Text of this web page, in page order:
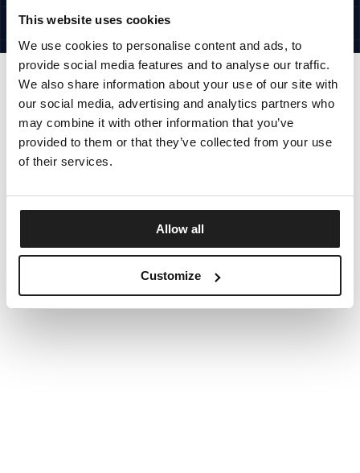
This website uses cookies
We use cookies to personalise content and ads, to
provide social media features and to analyse our traffic.
We also share information about your use of our site with
our social media, advertising and analytics partners who
may combine it with other information that you’ve
provided to them or that they’ve collected from your use
of their services.
Allow all
Customize
©1997 - 2026 PITBULL SP. Z O.O. ALLE RECHTE VORBEHALTEN.
SITE CREDITS
NACH OBEN GEHEN